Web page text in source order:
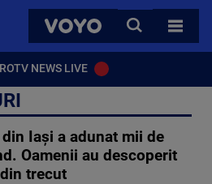
VOYO
CAUTA
TOATE
NEWS LIVE
Iași a adunat mii de
Oamenii au descoperit
trecut